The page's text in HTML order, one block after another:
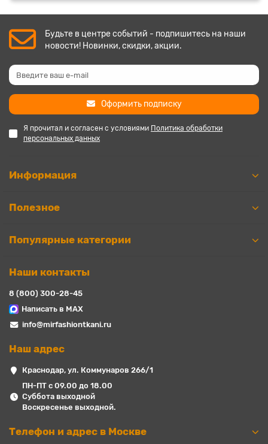
Будьте в центре событий - подпишитесь на наши
новости! Новинки, скидки, акции.
Оформить подписку
Я прочитал и согласен с условиями Политика обработки
персональных данных
Информация
Полезное
Популярные категории
Наши контакты
8 (800) 300-28-45
Написать в MAX
info@mirfashiontkani.ru
Наш адрес
Краснодар, ул. Коммунаров 266/1
ПН-ПТ с 09.00 до 18.00
Суббота выходной
Воскресенье выходной.
Телефон и адрес в Москве